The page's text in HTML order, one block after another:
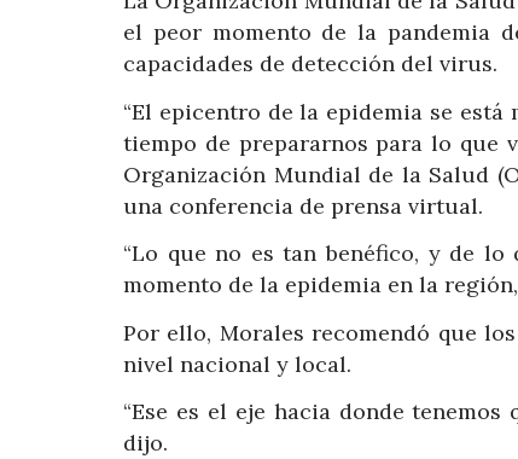
el peor momento de la pandemia
capacidades de detección del virus.
“El epicentro de la epidemia se está
tiempo de prepararnos para lo que
Organización Mundial de la Salud
una conferencia de prensa virtual.
“Lo que no es tan benéfico, y de
momento de la epidemia en la
Por ello, Morales recomendó que
nivel nacional y local.
“Ese es el eje hacia donde
dijo.